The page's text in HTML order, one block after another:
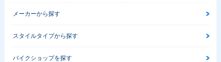
メーカーから探す
スタイルタイプから探す
バイクショップを探す